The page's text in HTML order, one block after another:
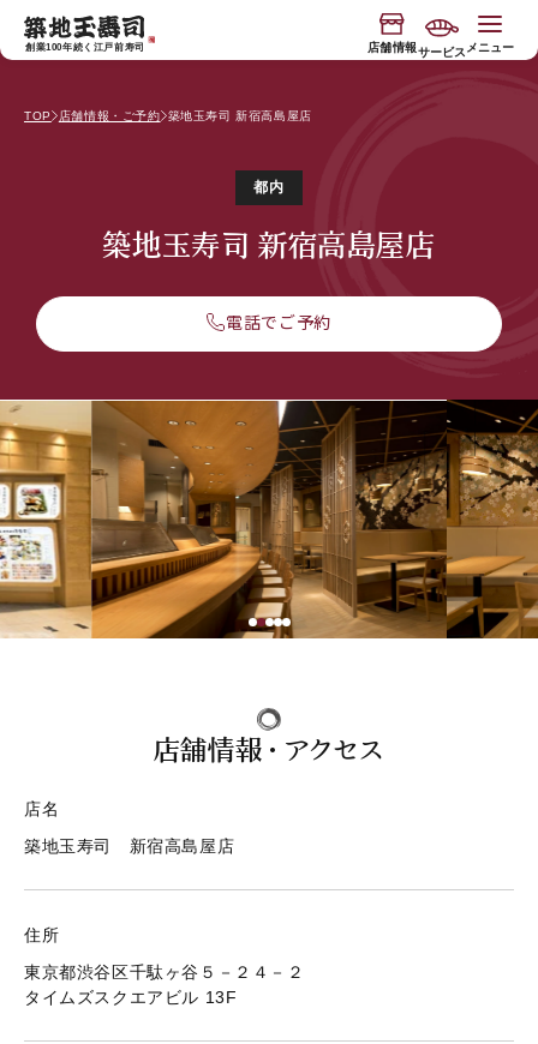
ンツに
進む
創業100年続く江戸前寿司 店舗情報サービス メニュー
寿司握り体験
"専属板前付き"おもてなしコース
バスツアー
食べ放題店
テイクアウト 取扱い店
玉寿司のブランド
サービス
JP EN
店舗情報・ご予約
TOP 店舗情報・ご予約 築地玉寿司 新宿高島屋店
都内
築地玉寿司 新宿高島屋店
電話でご予約
店舗情報・アクセス
店名
築地玉寿司 新宿高島屋店
住所
東京都渋谷区千駄ヶ谷５－２４－２
タイムズスクエアビル 13F